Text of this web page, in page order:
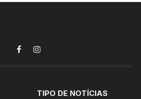
FacebookInstagram
TIPO DE NOTÍCIAS